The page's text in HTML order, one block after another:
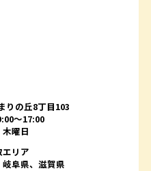
りの丘8丁目103
〜17:00
曜日
エリア
阜県、滋賀県